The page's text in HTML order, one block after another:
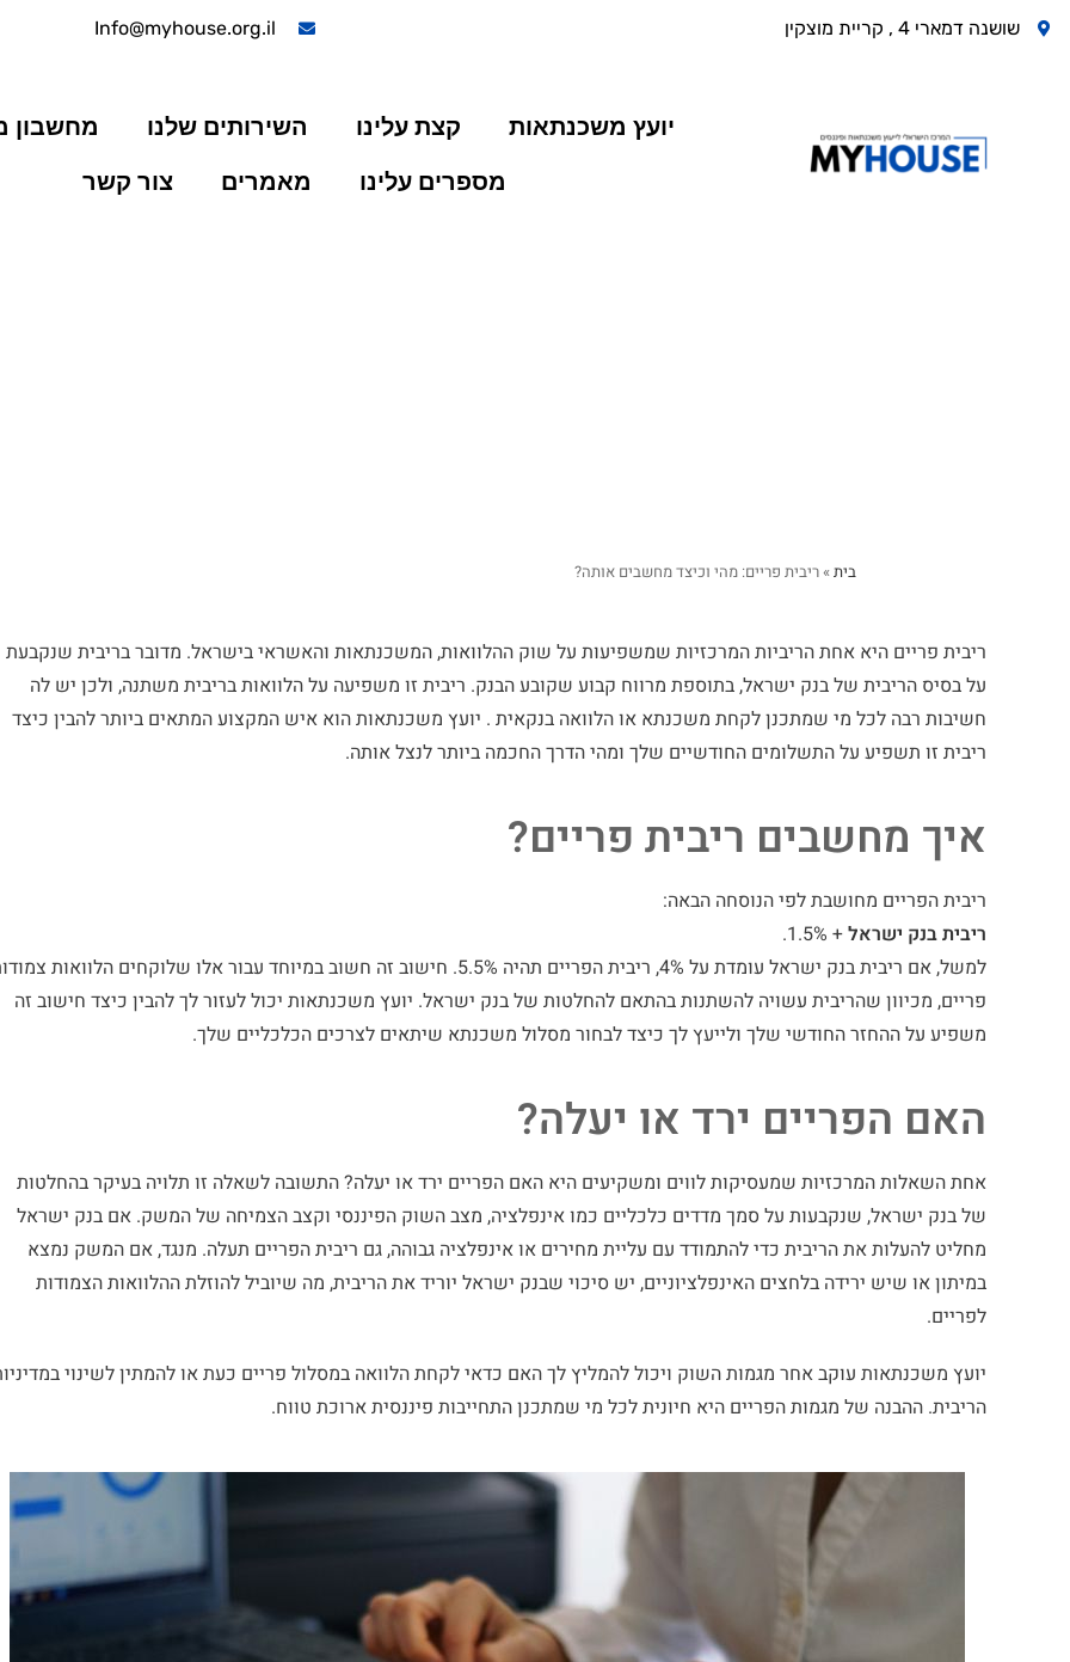
שושנה דמארי 4 , קריית מוצקין Info@myhouse.org.il
יועץ משכנתאות קצת עלינו השירותים שלנו
מחשבון
מספרים עלינו
מאמרים צור קשר
בית»ריבית פריים: מהי וכיצד מחשבים אותה?
ריבית פריים היא אחת הריביות המרכזיות שמשפיעות על שוק ההלוואות, המשכנתאות והאשראי בישראל. מדובר בריבית שנקבעת
על בסיס הריבית של בנק ישראל, בתוספת מרווח קבוע שקובע הבנק. ריבית זו משפיעה על הלוואות בריבית משתנה, ולכן יש לה
חשיבות רבה לכל מי שמתכנן לקחת משכנתא או הלוואה בנקאית . יועץ משכנתאות הוא איש המקצוע המתאים ביותר להבין כיצד
ריבית זו תשפיע על התשלומים החודשיים שלך ומהי הדרך החכמה ביותר לנצל אותה.
איך מחשבים ריבית פריים?
ריבית הפריים מחושבת לפי הנוסחה הבאה:
ריבית בנק ישראל+ 1.5%
.
למשל, אם ריבית בנק ישראל עומדת על 4%, ריבית הפריים תהיה 5.5%. חישוב זה חשוב במיוחד עבור אלו שלוקחים הלוואות
פריים, מכיוון שהריבית עשויה להשתנות בהתאם להחלטות של בנק ישראל. יועץ משכנתאות יכול לעזור לך להבין כיצד חישוב זה
משפיע על ההחזר החודשי שלך ולייעץ לך כיצד לבחור מסלול משכנתא שיתאים לצרכים הכלכליים שלך.
האם הפריים ירד או יעלה?
אחת השאלות המרכזיות שמעסיקות לווים ומשקיעים היא האם הפריים ירד או יעלה? התשובה לשאלה זו תלויה בעיקר בהחלטות
של בנק ישראל, שנקבעות על סמך מדדים כלכליים כמו אינפלציה, מצב השוק הפיננסי וקצב הצמיחה של המשק. אם בנק ישראל
מחליט להעלות את הריבית כדי להתמודד עם עליית מחירים או אינפלציה גבוהה, גם ריבית הפריים תעלה. מנגד, אם המשק נמצא
במיתון או שיש ירידה בלחצים האינפלציוניים, יש סיכוי שבנק ישראל יוריד את הריבית, מה שיוביל להוזלת ההלוואות הצמודות
לפריים.
יועץ משכנתאות עוקב אחר מגמות השוק ויכול להמליץ לך האם כדאי לקחת הלוואה במסלול פריים כעת או להמתין לשינוי
הריבית. ההבנה של מגמות הפריים היא חיונית לכל מי שמתכנן התחייבות פיננסית ארוכת טווח.